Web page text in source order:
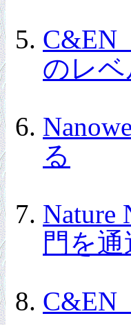
C&EN
のレ
る
Nature
門を
C&EN